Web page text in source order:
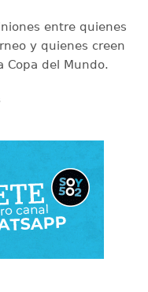
entre quienes
y quienes creen
Copa del Mundo.